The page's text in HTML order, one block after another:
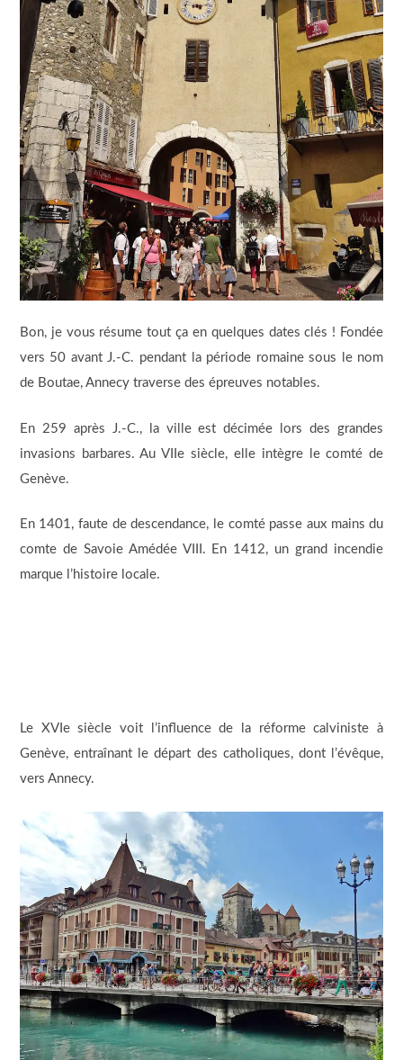
Bon, je vous résume tout ça en quelques dates clés ! Fondée
vers 50 avant J.-C. pendant la période romaine sous le nom
de Boutae, Annecy traverse des épreuves notables.
En 259 après J.-C., la ville est décimée lors des grandes
invasions barbares. Au VIIe siècle, elle intègre le comté de
Genève.
En 1401, faute de descendance, le comté passe aux mains du
comte de Savoie Amédée VIII. En 1412, un grand incendie
marque l’histoire locale.
Le XVIe siècle voit l’influence de la réforme calviniste à
Genève, entraînant le départ des catholiques, dont l’évêque,
vers Annecy.